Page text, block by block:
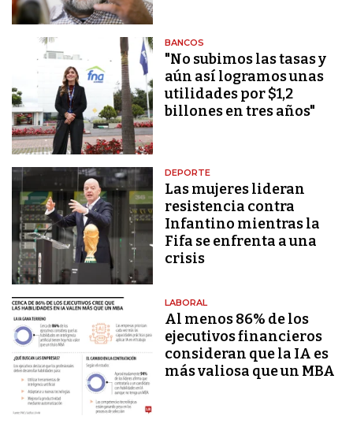
BANCOS
"No subimos las tasas y
aún así logramos unas
utilidades por $1,2
billones en tres años"
DEPORTE
Las mujeres lideran
resistencia contra
Infantino mientras la
Fifa se enfrenta a una
crisis
LABORAL
Al menos 86% de los
ejecutivos financieros
consideran que la IA es
más valiosa que un MBA